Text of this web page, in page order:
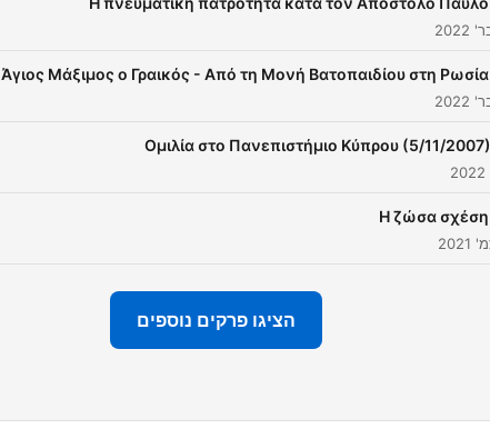
Άγιος Μάξιμος ο Γραικός - Από τη Μονή Βατοπαιδίου στη Ρωσία
Ομιλία στο Πανεπιστήμιο Κύπρου (5/11/2007)
Η ζώσα σχέση
הציגו פרקים נוספים